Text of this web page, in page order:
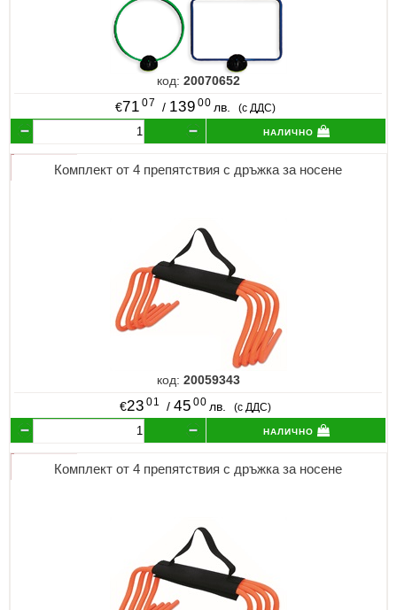
код: 20070652
€71 07 / 139 00 лв. (с ДДС)
налично
Комплект от 4 препятствия с дръжка за носене
код: 20059343
€23 01 / 45 00 лв. (с ДДС)
налично
Комплект от 4 препятствия с дръжка за носене